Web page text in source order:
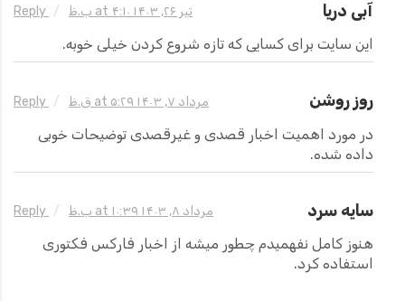
آبی دریا تیر ۲۶, ۱۴۰۳ at ۴:۱۰ ب.ظ
این سایت برای کسایی که تازه شروع کردن خیلی خوبه.
روز روشن مرداد ۷, ۱۴۰۳ at ۵:۲۹ ق.ظ
در مورد اهمیت اخبار قصدی و غیرقصدی توضیحات خوبی
داده شده.
سایه سرد مرداد ۸, ۱۴۰۳ at ۱۰:۳۹ ب.ظ
هنوز کامل نفهمیدم چطور میشه از اخبار فارکس فکتوری
استفاده کرد.